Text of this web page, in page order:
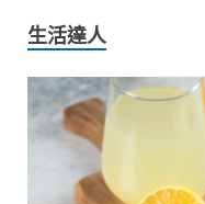
生活達人